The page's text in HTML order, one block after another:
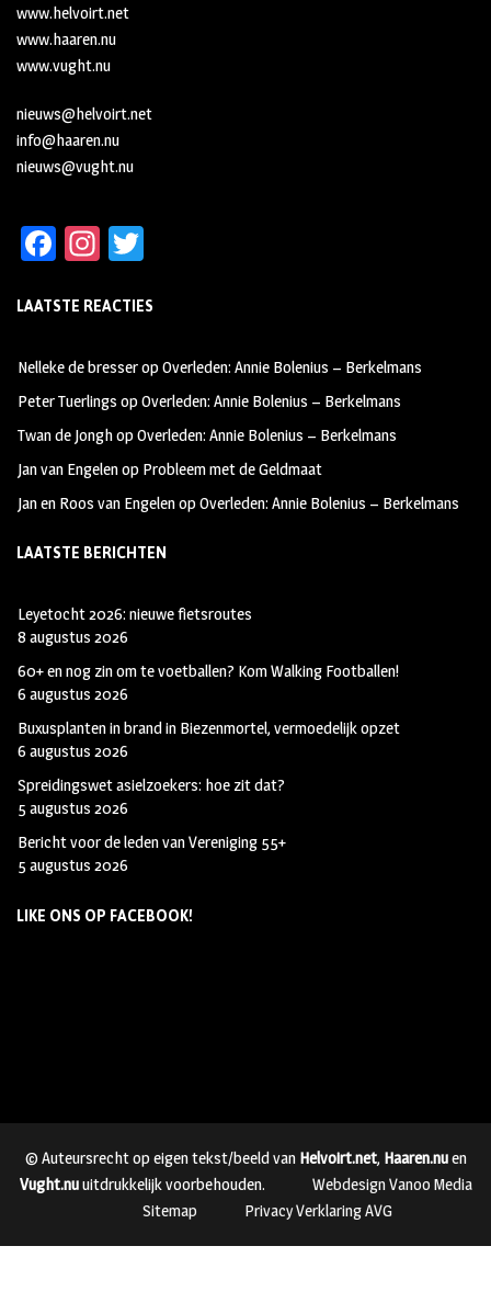
www.helvoirt.net
www.haaren.nu
www.vught.nu
nieuws@helvoirt.net
info@haaren.nu
nieuws@vught.nu
Fa
b
oo
k
In
ag
m
tt
LAATSTE REACTIES
Nelleke de bresseropOverleden: Annie Bolenius – Berkelmans
Peter Tuerlings opOverleden: Annie Bolenius – Berkelmans
Twan de JonghopOverleden: Annie Bolenius – Berkelmans
Jan van Engelenop Probleem met de Geldmaat
Jan en Roos van EngelenopOverleden: Annie Bolenius – Berkelmans
LAATSTE BERICHTEN
Leyetocht 2026: nieuwe fietsroutes
8 augustus 2026
60+ en nog zin om te voetballen? Kom Walking Footballen!
6 augustus 2026
Buxusplanten in brand in Biezenmortel, vermoedelijk opzet
6 augustus 2026
Spreidingswet asielzoekers: hoe zit dat?
5 augustus 2026
Bericht voor de leden van Vereniging 55+
5 augustus 2026
LIKE ONS OP FACEBOOK!
© Auteursrecht op eigen tekst/beeld van Helvoirt.net, Haaren.nuen
Vught.nuuitdrukkelijk voorbehouden.
Webdesign Vanoo Media
Sitemap
Privacy Verklaring AVG